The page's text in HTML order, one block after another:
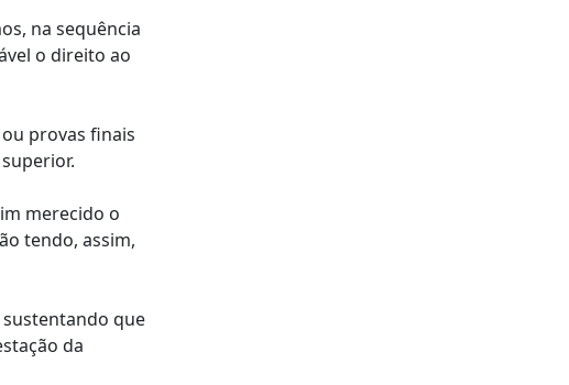
na sequência
o direito ao
provas finais
merecido o
tendo, assim,
que
da